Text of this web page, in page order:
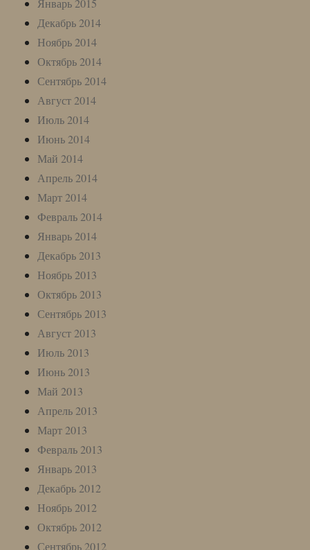
Январь 2015
Декабрь 2014
Ноябрь 2014
Октябрь 2014
Сентябрь 2014
Август 2014
Июль 2014
Июнь 2014
Май 2014
Апрель 2014
Март 2014
Февраль 2014
Январь 2014
Декабрь 2013
Ноябрь 2013
Октябрь 2013
Сентябрь 2013
Август 2013
Июль 2013
Июнь 2013
Май 2013
Апрель 2013
Март 2013
Февраль 2013
Январь 2013
Декабрь 2012
Ноябрь 2012
Октябрь 2012
Сентябрь 2012